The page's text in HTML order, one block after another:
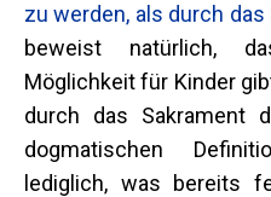
zu werden, als durch
beweist natürlich,
Möglichkeit für Kinder
durch das Sakrament
dogmatischen
lediglich, was bereits